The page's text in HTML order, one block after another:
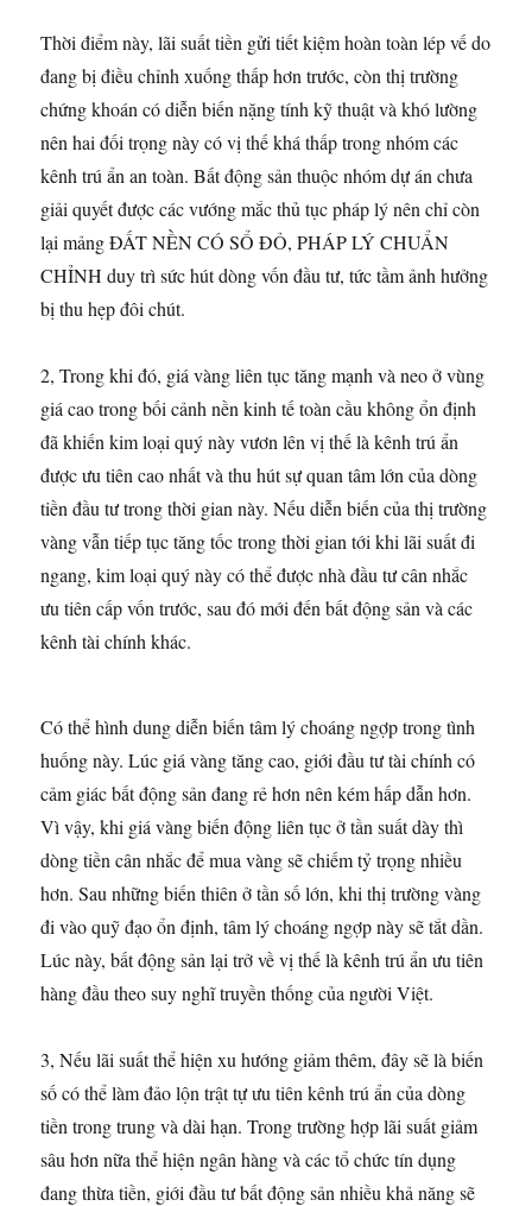
Thời điểm này, lãi suất tiền gửi tiết kiệm hoàn toàn lép vế do
đang bị điều chỉnh xuống thấp hơn trước, còn thị trường
chứng khoán có diễn biến nặng tính kỹ thuật và khó lường
nên hai đối trọng này có vị thế khá thấp trong nhóm các
kênh trú ẩn an toàn. Bất động sản thuộc nhóm dự án chưa
giải quyết được các vướng mắc thủ tục pháp lý nên chỉ còn
lại mảng ĐẤT NỀN CÓ SỔ ĐỎ, PHÁP LÝ CHUẨN
CHỈNH duy trì sức hút dòng vốn đầu tư, tức tầm ảnh hưởng
bị thu hẹp đôi chút.
2, Trong khi đó, giá vàng liên tục tăng mạnh và neo ở vùng
giá cao trong bối cảnh nền kinh tế toàn cầu không ổn định
đã khiến kim loại quý này vươn lên vị thế là kênh trú ẩn
được ưu tiên cao nhất và thu hút sự quan tâm lớn của dòng
tiền đầu tư trong thời gian này. Nếu diễn biến của thị trường
vàng vẫn tiếp tục tăng tốc trong thời gian tới khi lãi suất đi
ngang, kim loại quý này có thể được nhà đầu tư cân nhắc
ưu tiên cấp vốn trước, sau đó mới đến bất động sản và các
kênh tài chính khác.
Có thể hình dung diễn biến tâm lý choáng ngợp trong tình
huống này. Lúc giá vàng tăng cao, giới đầu tư tài chính có
cảm giác bất động sản đang rẻ hơn nên kém hấp dẫn hơn.
Vì vậy, khi giá vàng biến động liên tục ở tần suất dày thì
dòng tiền cân nhắc để mua vàng sẽ chiếm tỷ trọng nhiều
hơn. Sau những biến thiên ở tần số lớn, khi thị trường vàng
đi vào quỹ đạo ổn định, tâm lý choáng ngợp này sẽ tắt dần.
Lúc này, bất động sản lại trở về vị thế là kênh trú ẩn ưu tiên
hàng đầu theo suy nghĩ truyền thống của người Việt.
3, Nếu lãi suất thể hiện xu hướng giảm thêm, đây sẽ là biến
số có thể làm đảo lộn trật tự ưu tiên kênh trú ẩn của dòng
tiền trong trung và dài hạn. Trong trường hợp lãi suất giảm
sâu hơn nữa thể hiện ngân hàng và các tổ chức tín dụng
đang thừa tiền, giới đầu tư bất động sản nhiều khả năng sẽ